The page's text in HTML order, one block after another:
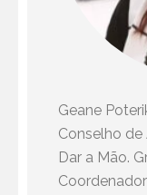
Geane
Conselho
Dar a Mão.